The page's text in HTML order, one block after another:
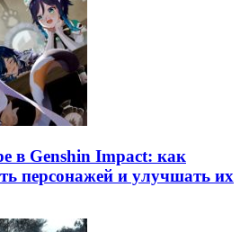
в Genshin Impact: как
персонажей и улучшать их